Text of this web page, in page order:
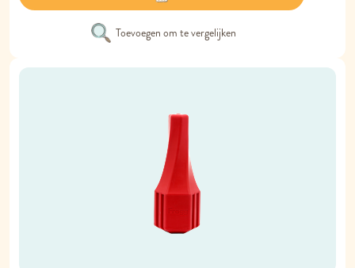
Toevoegen om te vergelijken